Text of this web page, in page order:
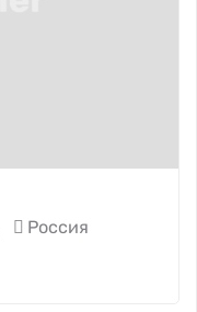
Россия